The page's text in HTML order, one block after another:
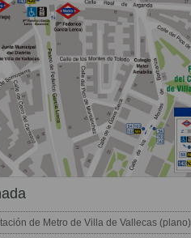
de Metro de Villa de Vallecas (plano)